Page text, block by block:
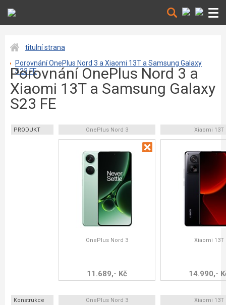
titulní strana
Porovnání OnePlus Nord 3 a Xiaomi 13T a Samsung Galaxy
S23 FE
Porovnání OnePlus Nord 3 a
Xiaomi 13T a Samsung Galaxy
S23 FE
PRODUKT OnePlus Nord 3 Xiaomi 13T
OnePlus Nord 3
11.689,- Kč
Xiaomi 13T
14.990,-
Konstrukce OnePlus Nord 3
Xiaomi 13T